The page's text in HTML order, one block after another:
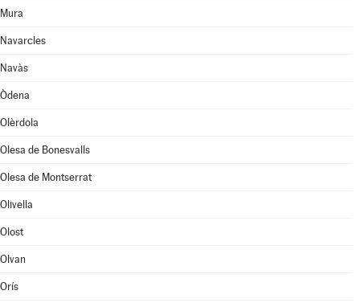
Mura
Navarcles
Navàs
Òdena
Olèrdola
Olesa de Bonesvalls
Olesa de Montserrat
Olivella
Olost
Olvan
Orís